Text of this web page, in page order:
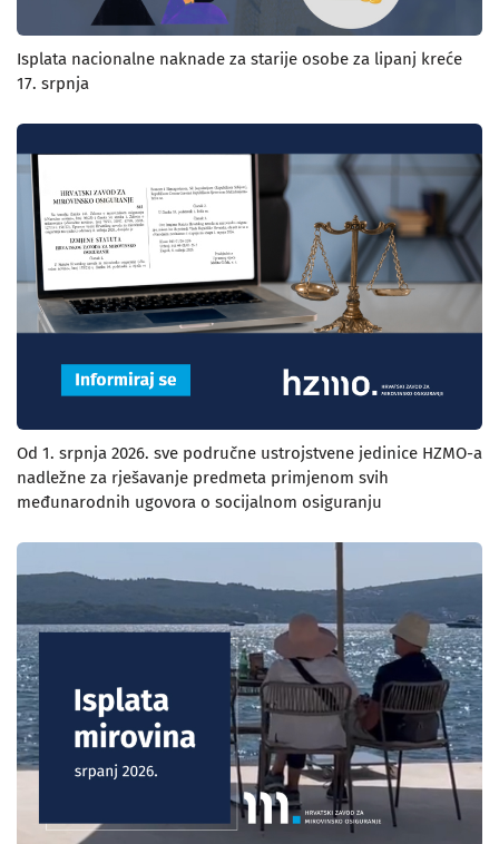
Isplata nacionalne naknade za starije osobe za lipanj kreće
17. srpnja
Od 1. srpnja 2026. sve područne ustrojstvene jedinice HZMO-a
nadležne za rješavanje predmeta primjenom svih
međunarodnih ugovora o socijalnom osiguranju